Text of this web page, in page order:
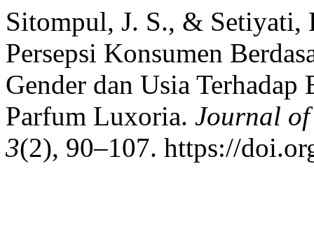
Sitompul, J. S., & Setiyati,
Persepsi Konsumen
Gender dan Usia Terhadap
Parfum Luxoria. Journal of
3(2), 90–107. https://